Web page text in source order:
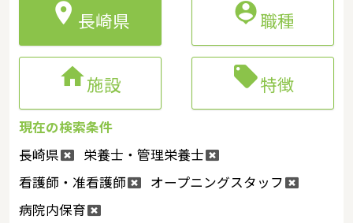
 長崎県 職種
施設 特徴
現在の検索条件
長崎県
栄養士・管理栄養士
看護師・准看護師
オープニングスタッフ
病院内保育